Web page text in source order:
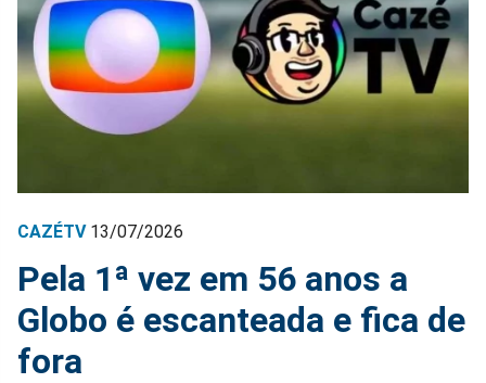
CAZÉTV 13/07/2026
Pela 1ª vez em 56 anos a
Globo é escanteada e fica de
fora